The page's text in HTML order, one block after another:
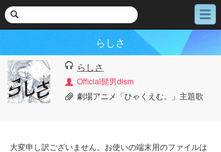
メ
ニ
らしさ
らしさ
Official髭男dism
劇場アニメ「ひゃくえむ。」主題歌
大変申し訳ございません。お使いの端末用のファイルは